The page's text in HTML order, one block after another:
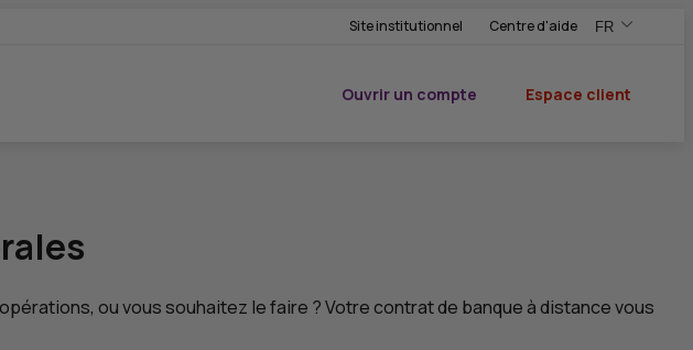
Site institutionnel Centre d'aide FR
,Version
,Changer de
Ouvrir un compte
Espace client
ou vous souhaitez le faire ? Votre contrat de banque à distance vous